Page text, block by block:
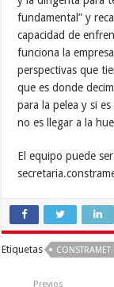
fundamental” y
capacidad de
funciona la
perspectivas que
que es donde
para la pelea y si
no es llegar a la
El equipo puede
Etiquetas CONSTRAMET
Previos